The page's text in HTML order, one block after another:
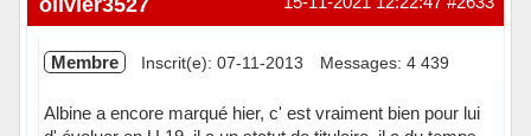
Membre Inscrit(e): 07-11-2013 Messages: 4 439
Albine a encore marqué hier, c' est vraiment bien pour lui